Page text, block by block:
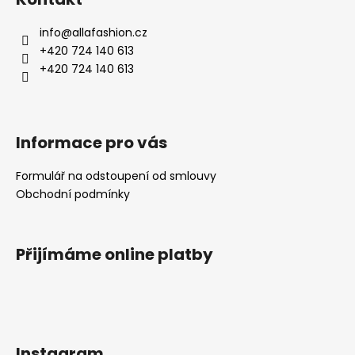
info@allafashion.cz
+420 724 140 613
+420 724 140 613
Informace pro vás
Formulář na odstoupení od smlouvy
Obchodní podmínky
Přijímáme online platby